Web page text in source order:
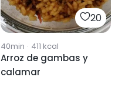
20
40min · 411 kcal
Arroz de gambas y
calamar